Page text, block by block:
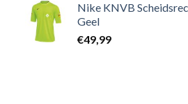
Nike KNVB
Geel
€49,99